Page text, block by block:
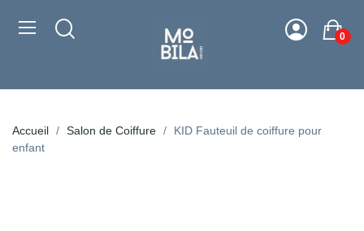
0
Accueil Salon de Coiffure
KID Fauteuil de coiffure pour
enfant